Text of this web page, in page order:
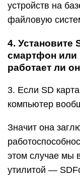
устройств на
файловую
4. Установите
смартфон или
работает ли
3. Если SD
компьютер
Значит она
этом случае мы
утилитой —